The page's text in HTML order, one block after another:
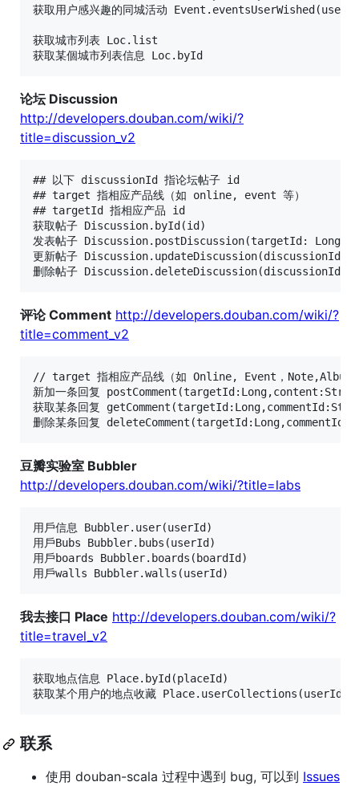
获取用户感兴趣的同城活动
获取城市列表 Loc.list
论坛 Discussion
http://developers.douban.com/wiki/?
title=discussion_v2
## 以下 discussionId 指论坛帖子 id
## target 指相应产品线（如 online, event 等）
## targetId 指相应产品 id
获取帖子 Discussion.byId(id)
发表帖子 Discussion.postDiscussion(targetId: Long,
更新帖子 Discussion.updateDiscussion(discussionId,
评论 Comment http://developers.douban.com/wiki/?
title=comment_v2
// target 指相应产品线（如 Online, Event，Note,Album
新加一条回复
获取某条回复
豆瓣实验室 Bubbler
http://developers.douban.com/wiki/?title=labs
用戶信息 Bubbler.user(userId)
用戶Bubs Bubbler.bubs(userId)
用戶boards Bubbler.boards(boardId)
我去接口 Place http://developers.douban.com/wiki/?
title=travel_v2
获取地点信息 Place.byId(placeId)
联系
使用 douban-scala 过程中遇到 bug, 可以到 Issues